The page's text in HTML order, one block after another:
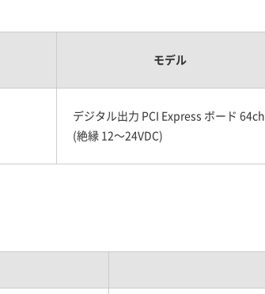
モデル
デジタル出力 PCI Express ボード 64ch
(絶縁 12～24VDC)